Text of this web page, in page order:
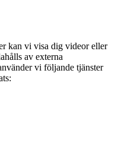
kan vi visa dig videor eller
av externa
vi följande tjänster